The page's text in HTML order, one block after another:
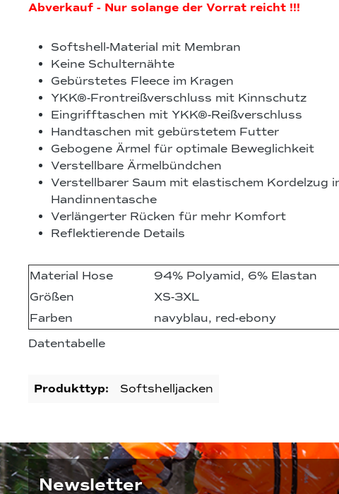
Abverkauf - Nur solange der Vorrat reicht !!!
Softshell-Material mit Membran
Keine Schulternähte
Gebürstetes Fleece im Kragen
YKK®-Frontreißverschluss mit Kinnschutz
Eingrifftaschen mit YKK®-Reißverschluss
Handtaschen mit gebürstetem Futter
Gebogene Ärmel für optimale Beweglichkeit
Verstellbare Ärmelbündchen
Verstellbarer Saum mit elastischem Kordelzug
Handinnentasche
Verlängerter Rücken für mehr Komfort
Reflektierende Details
Datentabelle
Material Hose
94% Polyamid, 6% Elastan
Größen
XS-3XL
Farben
navyblau, red-ebony
Produkttyp: Softshelljacken
Newsletter